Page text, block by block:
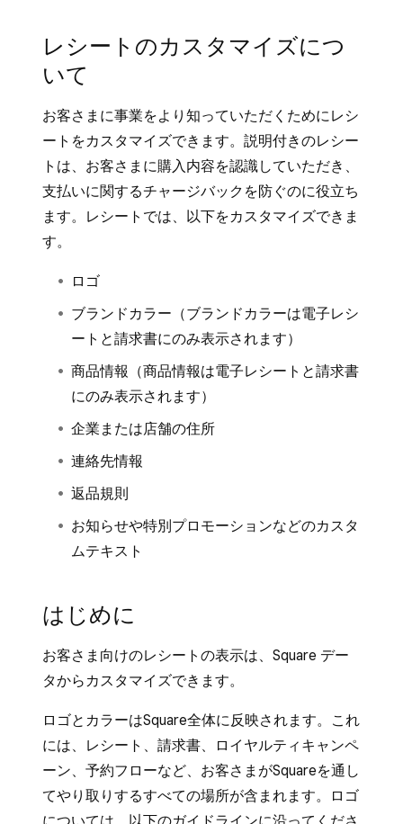
レシートのカスタマイズにつ
いて
お客さまに事業をより知っていただくためにレシ
ートをカスタマイズできます。説明付きのレシー
トは、お客さまに購入内容を認識していただき、
支払いに関するチャージバックを防ぐのに役立ち
ます。レシートでは、以下をカスタマイズできま
す。
ロゴ
ブランドカラー（ブランドカラーは電子レシ
ートと請求書にのみ表示されます）
商品情報（商品情報は電子レシートと請求書
にのみ表示されます）
企業または店舗の住所
連絡先情報
返品規則
お知らせや特別プロモーションなどのカスタ
ムテキスト
はじめに
お客さま向けのレシートの表示は、Square デー
タからカスタマイズできます。
ロゴとカラーはSquare全体に反映されます。これ
には、レシート、請求書、ロイヤルティキャンペ
ーン、予約フローなど、お客さまがSquareを通し
てやり取りするすべての場所が含まれます。ロゴ